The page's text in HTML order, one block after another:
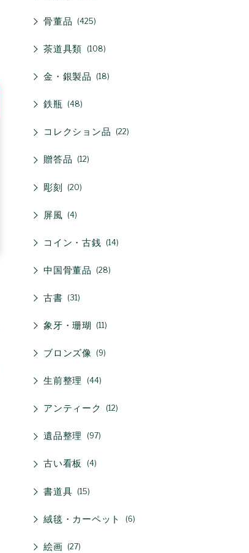
骨董品 425
茶道具類 108
金・銀製品 18
鉄瓶 48
コレクション品 22
贈答品 12
彫刻 20
屏風 4
コイン・古銭 14
中国骨董品 28
古書 31
象牙・珊瑚 11
ブロンズ像 9
生前整理 44
アンティーク 12
遺品整理 97
古い看板 4
書道具 15
絨毯・カーペット 6
絵画 27